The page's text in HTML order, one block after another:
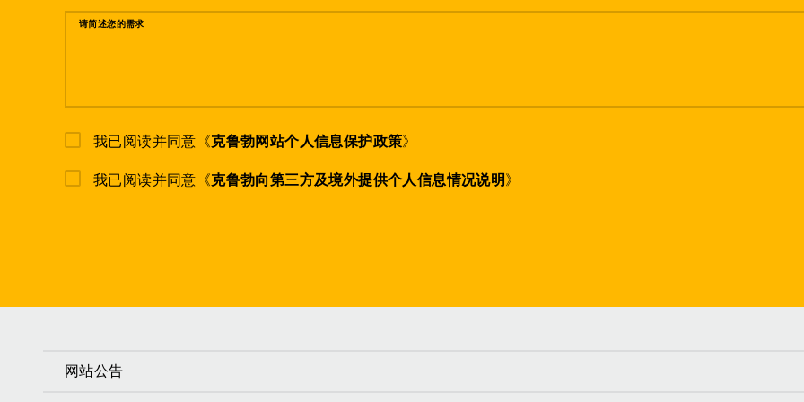
请简述您的需求
我已阅读并同意《克鲁勃网站个人信息保护政策》
我已阅读并同意《克鲁勃向第三方及境外提供个人信息情况说明》
网站公告